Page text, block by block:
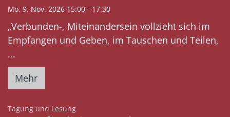
Mo. 9. Nov. 2026 15:00 - 17:30
„Verbunden-, Miteinandersein vollzieht sich im
Empfangen und Geben, im Tauschen und Teilen,
...
Mehr
Tagung und Lesung: